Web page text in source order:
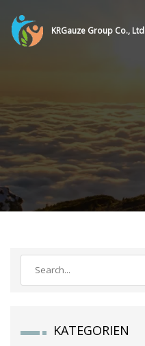
KRGauze Group Co., Ltd
KATEGORIEN